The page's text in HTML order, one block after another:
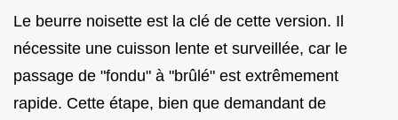
Le beurre noisette est la clé de cette version. Il
nécessite une cuisson lente et surveillée, car le
passage de "fondu" à "brûlé" est extrêmement
rapide. Cette étape, bien que demandant de